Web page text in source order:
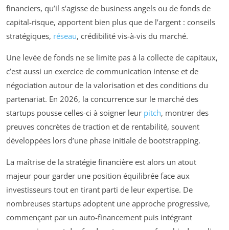
financiers, qu’il s’agisse de business angels ou de fonds de
capital-risque, apportent bien plus que de l’argent : conseils
stratégiques, réseau, crédibilité vis-à-vis du marché.
Une levée de fonds ne se limite pas à la collecte de capitaux,
c’est aussi un exercice de communication intense et de
négociation autour de la valorisation et des conditions du
partenariat. En 2026, la concurrence sur le marché des
startups pousse celles-ci à soigner leur pitch, montrer des
preuves concrètes de traction et de rentabilité, souvent
développées lors d’une phase initiale de bootstrapping.
La maîtrise de la stratégie financière est alors un atout
majeur pour garder une position équilibrée face aux
investisseurs tout en tirant parti de leur expertise. De
nombreuses startups adoptent une approche progressive,
commençant par un auto-financement puis intégrant